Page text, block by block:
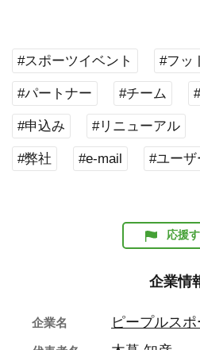
#スポーツイベント #フッ
#パートナー #チーム
#申込み #リニューアル
#弊社 #e-mail #ユーザ
応援
企業情
企業名 ピープルス